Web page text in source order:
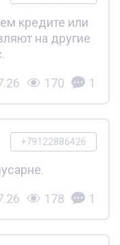
кредите или
на другие
170 1
+79122886426
178 1